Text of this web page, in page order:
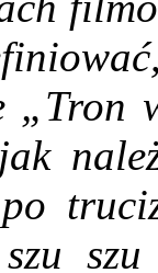
„Tron